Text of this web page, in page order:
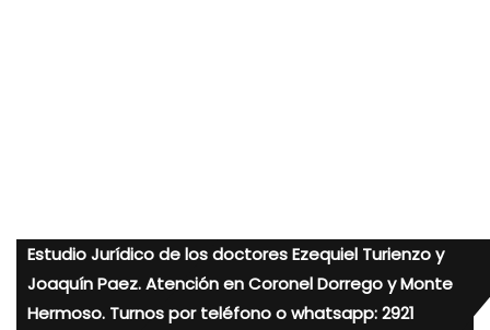
Estudio Jurídico de los doctores Ezequiel Turienzo y
Joaquín Paez. Atención en Coronel Dorrego y Monte
Hermoso. Turnos por teléfono o whatsapp: 2921